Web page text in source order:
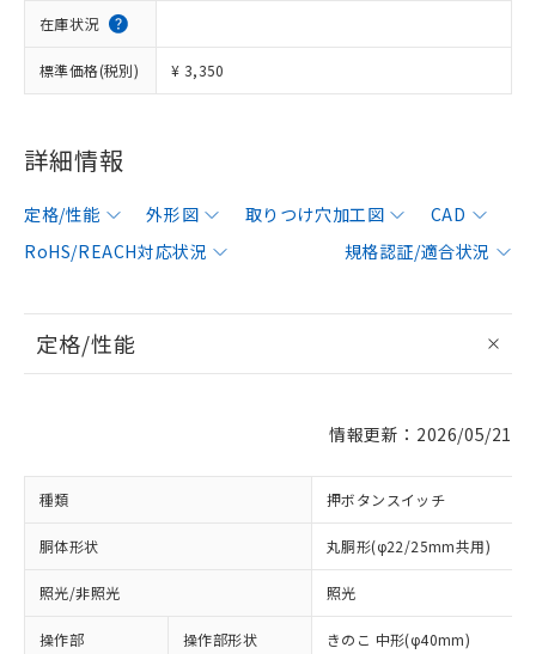
在庫状況
標準価格(税別) ¥ 3,350
詳細情報
定格/性能 外形図 取りつけ穴加工図
CAD
RoHS/REACH対応状況
規格認証/適合状況
定格/性能
情報更新：2026/05/21
種類 押ボタンスイッチ
胴体形状 丸胴形(φ22/25mm共用)
照光/非照光 照光
操作部 操作部形状 きのこ 中形(φ40mm)